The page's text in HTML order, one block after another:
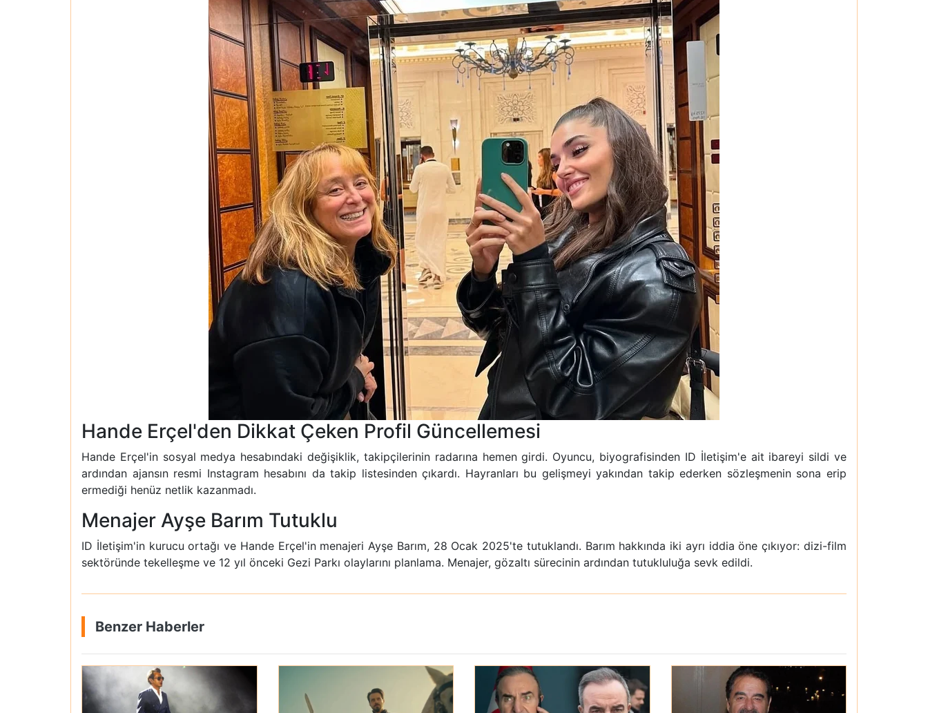
Hande Erçel'den Dikkat Çeken Profil Güncellemesi
Hande Erçel'in sosyal medya hesabındaki değişiklik, takipçilerinin radarına hemen girdi. Oyuncu, biyografisinden ID İletişim'e ait ibareyi sildi ve
ardından ajansın resmi Instagram hesabını da takip listesinden çıkardı. Hayranları bu gelişmeyi yakından takip ederken sözleşmenin sona erip
ermediği henüz netlik kazanmadı.
Menajer Ayşe Barım Tutuklu
ID İletişim'in kurucu ortağı ve Hande Erçel'in menajeri Ayşe Barım, 28 Ocak 2025'te tutuklandı. Barım hakkında iki ayrı iddia öne çıkıyor: dizi-film
sektöründe tekelleşme ve 12 yıl önceki Gezi Parkı olaylarını planlama. Menajer, gözaltı sürecinin ardından tutukluluğa sevk edildi.
Benzer Haberler